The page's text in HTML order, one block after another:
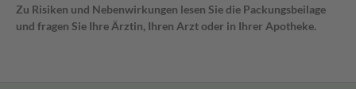
Zu Risiken und Nebenwirkungen lesen Sie die Packungsbeilage
und fragen Sie Ihre Ärztin, Ihren Arzt oder in Ihrer Apotheke.